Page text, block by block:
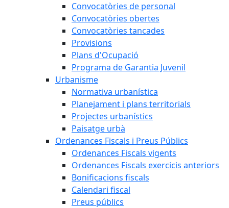
Convocatòries de personal
Convocatòries obertes
Convocatòries tancades
Provisions
Plans d'Ocupació
Programa de Garantia Juvenil
Urbanisme
Normativa urbanística
Planejament i plans territorials
Projectes urbanístics
Paisatge urbà
Ordenances Fiscals i Preus Públics
Ordenances Fiscals vigents
Ordenances Fiscals exercicis anteriors
Bonificacions fiscals
Calendari fiscal
Preus públics